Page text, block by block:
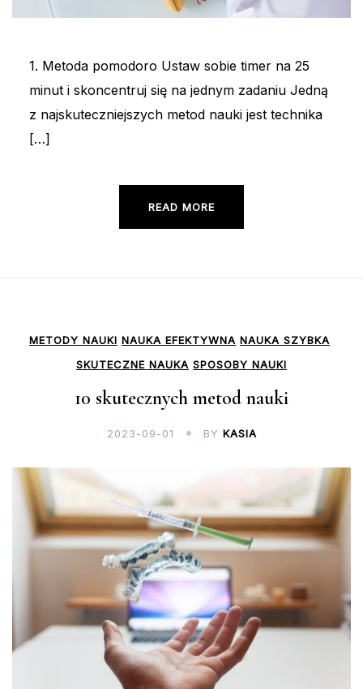
1. Metoda pomodoro Ustaw sobie timer na 25
minut i skoncentruj się na jednym zadaniu Jedną
z najskuteczniejszych metod nauki jest technika
[…]
READ MORE
METODY NAUKI NAUKA EFEKTYWNA NAUKA SZYBKA
SKUTECZNE NAUKA SPOSOBY NAUKI
10 skutecznych metod nauki
2023-09-01 BY KASIA